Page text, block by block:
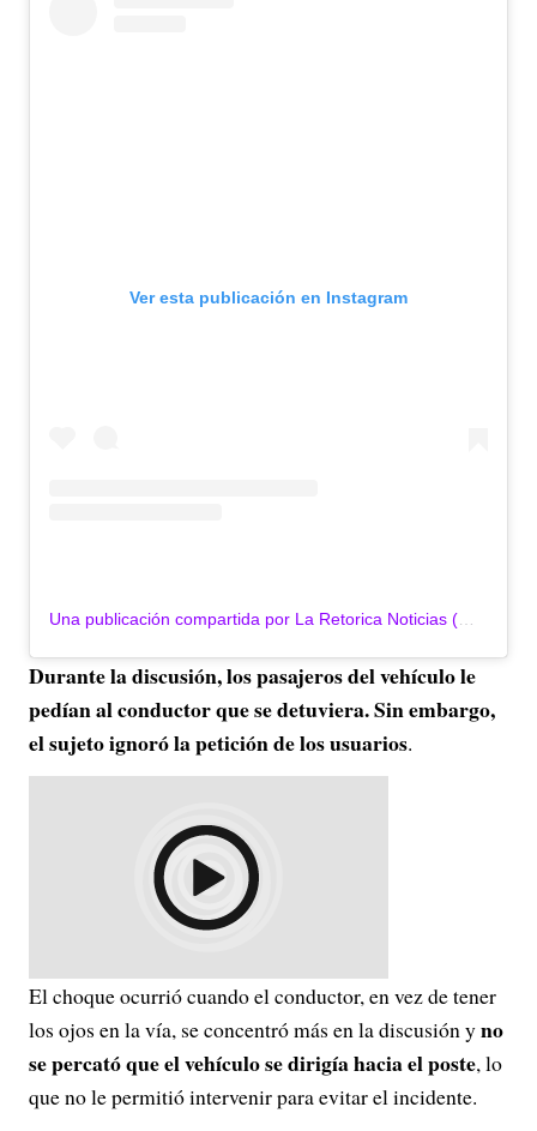
Ver esta publicación en Instagram
Durante la discusión, los pasajeros del vehículo le
pedían al conductor que se detuviera. Sin embargo,
el sujeto ignoró la petición de los usuarios.
El choque ocurrió cuando el conductor, en vez de tener
los ojos en la vía, se concentró más en la discusión yno
se percató que el vehículo se dirigía hacia el poste, lo
que no le permitió intervenir para evitar el incidente.